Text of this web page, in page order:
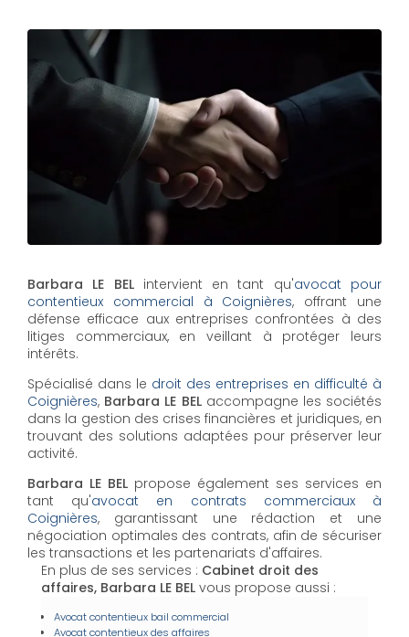
Barbara LE BELintervient en tant qu'avocat pour
contentieux commercial à Coignières, offrant une
défense efficace aux entreprises confrontées à des
litiges commerciaux, en veillant à protéger leurs
intérêts.
Spécialisé dans le droit des entreprises en difficulté à
Coignières, Barbara LE BELaccompagne les sociétés
dans la gestion des crises financières et juridiques, en
trouvant des solutions adaptées pour préserver leur
activité.
Barbara LE BEL propose également ses services en
tant qu'avocat en contrats commerciaux à
Coignières, garantissant une rédaction et une
négociation optimales des contrats, afin de sécuriser
les transactions et les partenariats d'affaires.
En plus de ses services : Cabinet droit des
affaires, Barbara LE BEL vous propose aussi :
Avocat contentieux bail commercial
Avocat contentieux des affaires